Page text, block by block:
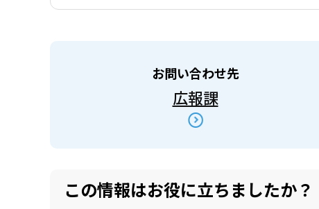
お問い合わせ先
広報課
この情報はお役に立ちましたか？